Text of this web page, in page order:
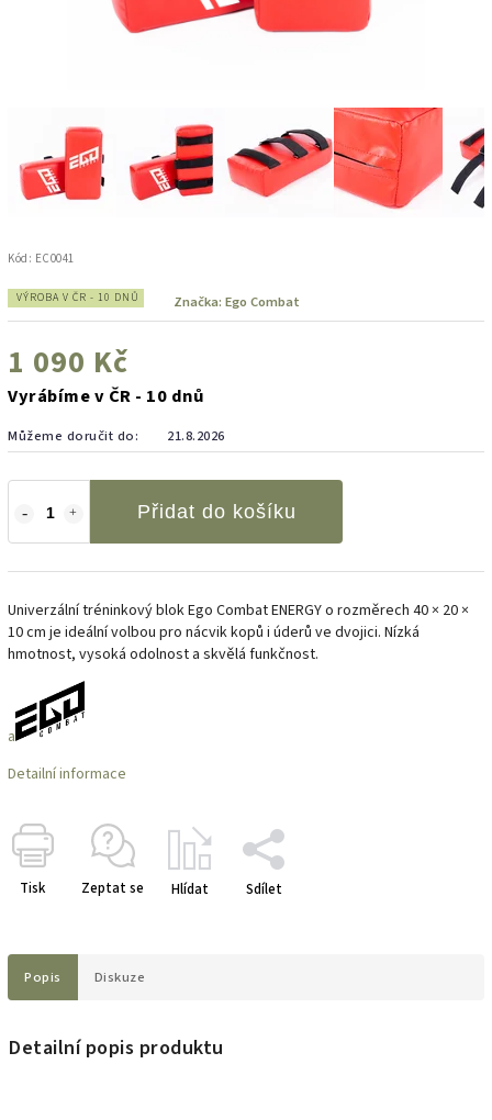
Kód: EC0041
VÝROBA V ČR - 10 DNŮ Značka: Ego Combat
1 090 Kč
Vyrábíme v ČR - 10 dnů
Můžeme doručit do: 21.8.2026
Přidat do košíku
Univerzální tréninkový blok Ego Combat ENERGY o rozměrech 40 × 20 ×
10 cm je ideální volbou pro nácvik kopů i úderů ve dvojici. Nízká
hmotnost, vysoká odolnost a skvělá funkčnost.
a
Detailní informace
Tisk Zeptat se Hlídat Sdílet
Popis Diskuze
Detailní popis produktu